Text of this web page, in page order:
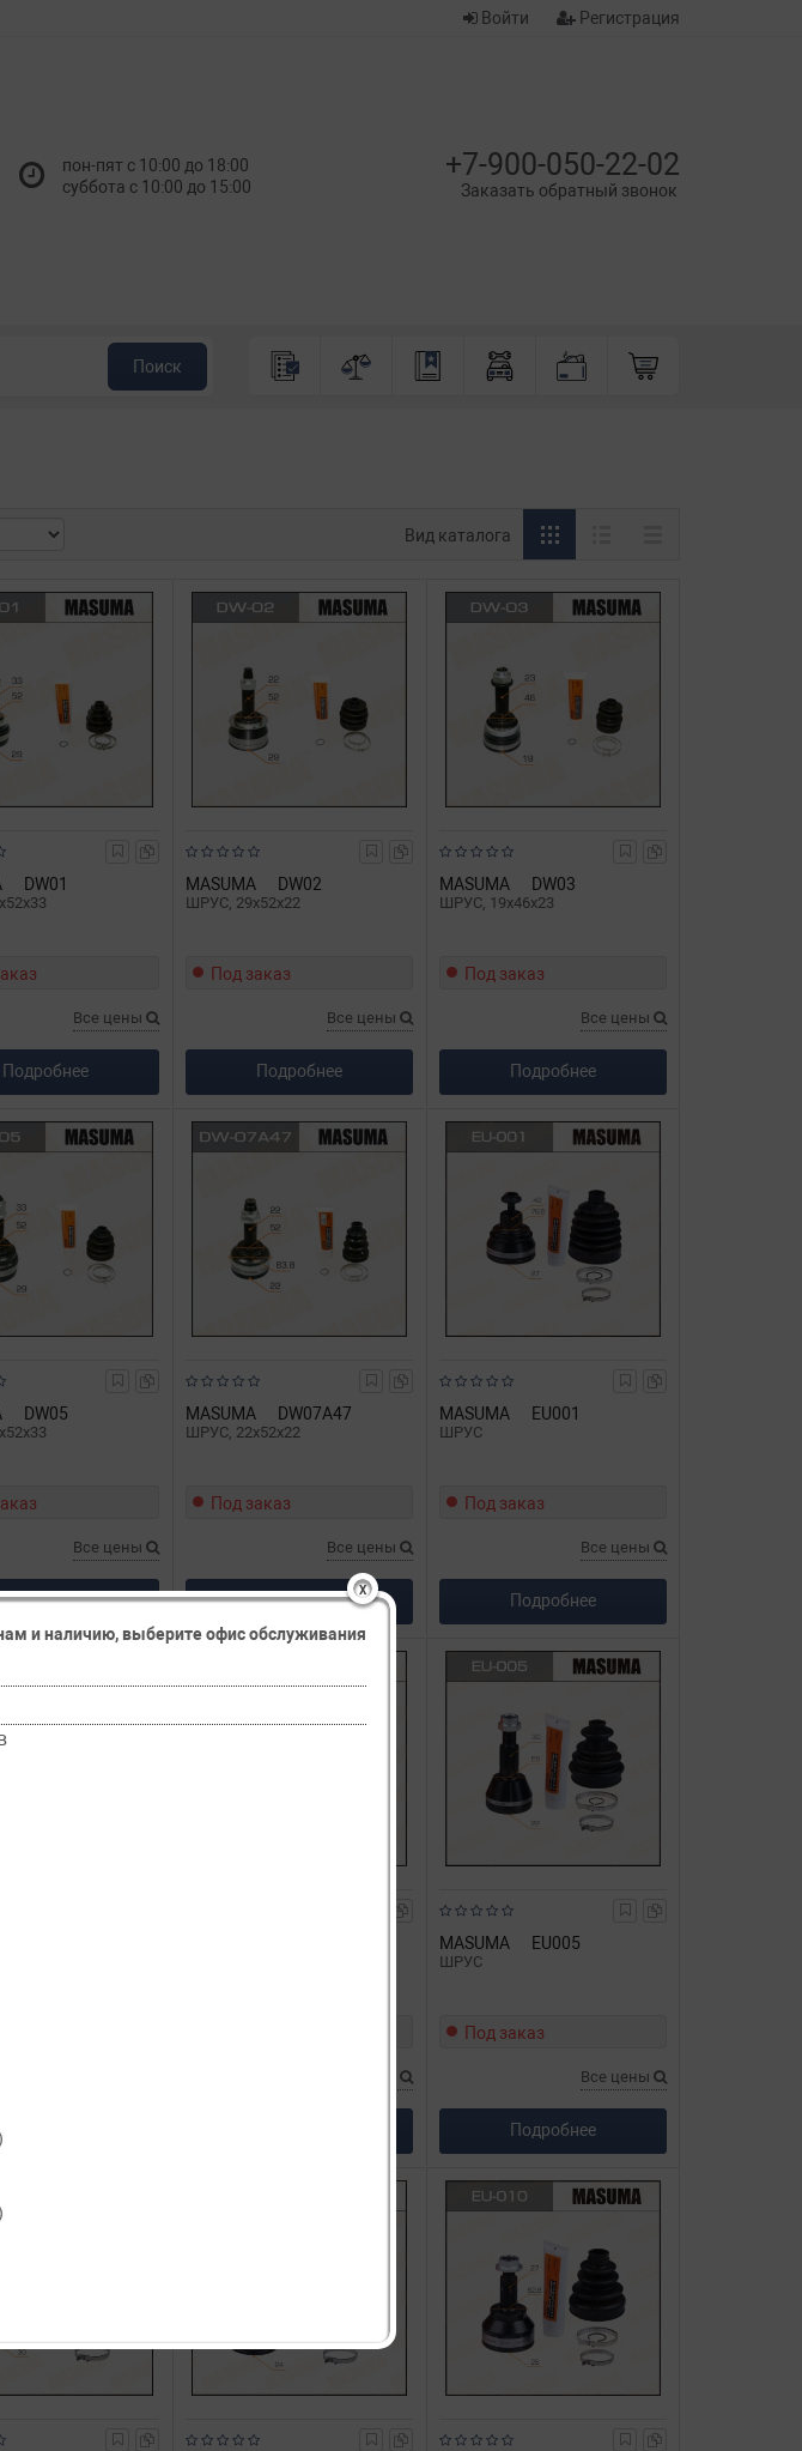
X
и наличию, выберите офис обслуживания
Войти Регистрация
пон-пят с 10:00 до 18:00
суббота с 10:00 до 15:00
+7-900-050-22-02
Заказать обратный звонок
Поиск
Вид каталога
DW01
Все цены
Подробнее
MASUMA DW02
ШРУС, 29x52x22
Под заказ
Все цены
Подробнее
MASUMA DW03
ШРУС, 19x46x23
Под заказ
Все цены
Подробнее
DW05
Все цены
Подробнее
MASUMA DW07A47
ШРУС, 22x52x22
Под заказ
Все цены
Подробнее
MASUMA EU001
ШРУС
Под заказ
Все цены
Подробнее
Все цены
MASUMA EU005
ШРУС
Под заказ
Все цены
Подробнее